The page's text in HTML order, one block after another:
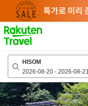
page
HISOM
2026-08-20 - 2026-08-21